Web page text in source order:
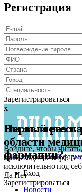
Регистрация
Зарегистрироваться
x
Первый раз
Войдите, чтобы
происходит в мире. А
исключительно под
Зарегистрироваться
x
Вы являетесь
области
фармации?
Да НетВход
Новости